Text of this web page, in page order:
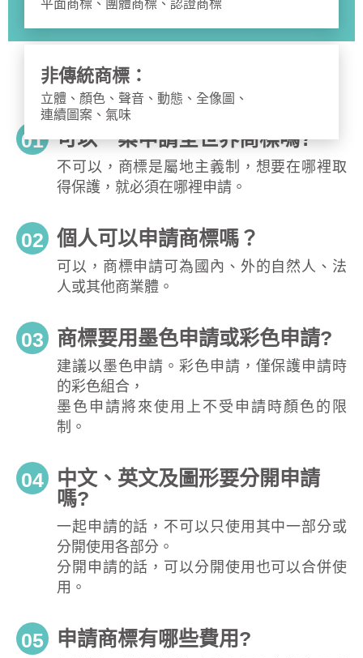
01 可以一案申請全世界商標嗎?
不可以，商標是屬地主義制，想要在哪裡取
得保護，就必須在哪裡申請。
02 個人可以申請商標嗎？
可以，商標申請可為國內、外的自然人、法
人或其他商業體。
03 商標要用墨色申請或彩色申請?
建議以墨色申請。彩色申請，僅保護申請時
的彩色組合，
墨色申請將來使用上不受申請時顏色的限
制。
04
中文、英文及圖形要分開申請
嗎?
一起申請的話，不可以只使用其中一部分或
分開使用各部分。
分開申請的話，可以分開使用也可以合併使
用。
05 申請商標有哪些費用?
平面商標、團體商標、認證商標
非傳統商標：
立體、顏色、聲音、動態、全像圖、
連續圖案、氣味